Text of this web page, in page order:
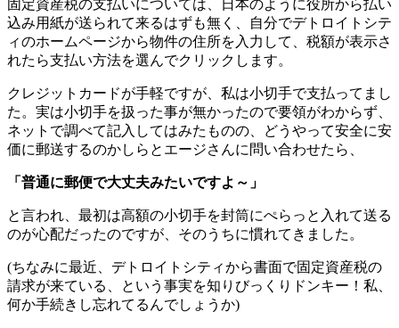
固定資産税の支払いについては、日本のように役所から払い
込み用紙が送られて来るはずも無く、自分でデトロイトシテ
ィのホームページから物件の住所を入力して、税額が表示さ
れたら支払い方法を選んでクリックします。
クレジットカードが手軽ですが、私は小切手で支払ってまし
た。実は小切手を扱った事が無かったので要領がわからず、
ネットで調べて記入してはみたものの、どうやって安全に安
価に郵送するのかしらとエージさんに問い合わせたら、
「普通に郵便で大丈夫みたいですよ～」
と言われ、最初は高額の小切手を封筒にぺらっと入れて送る
のが心配だったのですが、そのうちに慣れてきました。
(ちなみに最近、デトロイトシティから書面で固定資産税の
請求が来ている、という事実を知りびっくりドンキー！私、
何か手続きし忘れてるんでしょうか)